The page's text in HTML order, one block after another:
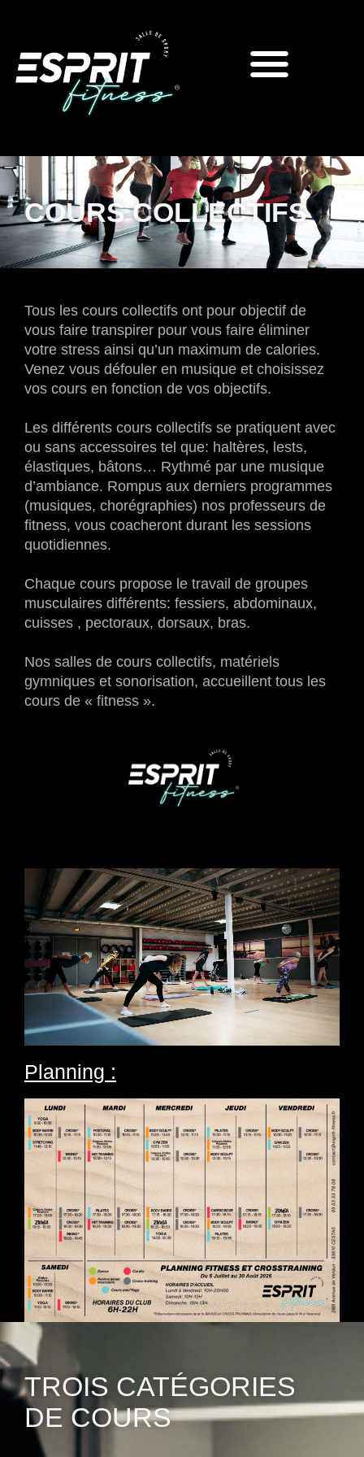
COURS COLLECTIFS
Planning :
Tous les cours collectifs ont pour objectif de
vous faire transpirer pour vous faire éliminer
votre stress ainsi qu’un maximum de calories.
Venez vous défouler en musique et choisissez
vos cours en fonction de vos objectifs.
Les différents cours collectifs se pratiquent avec
ou sans accessoires tel que: haltères, lests,
élastiques, bâtons… Rythmé par une musique
d’ambiance. Rompus aux derniers programmes
(musiques, chorégraphies) nos professeurs de
fitness, vous coacheront durant les sessions
quotidiennes.
Chaque cours propose le travail de groupes
musculaires différents: fessiers, abdominaux,
cuisses , pectoraux, dorsaux, bras.
Nos salles de cours collectifs, matériels
gymniques et sonorisation, accueillent tous les
cours de « fitness ».
TROIS CATÉGORIES
DE COURS